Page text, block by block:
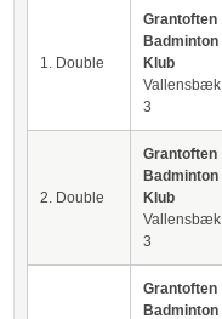
1. Double
Grantoften
Badminton
Klub
Vallensbæk
3
2. Double
Grantoften
Badminton
Klub
Vallensbæk
3
Grantoften
Badminton